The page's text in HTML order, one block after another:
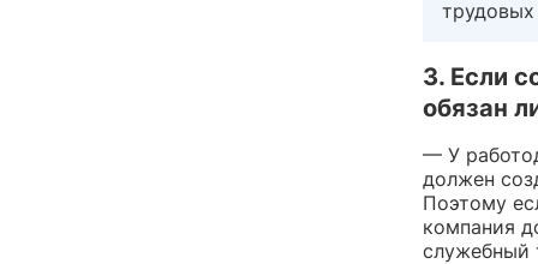
трудовых
3. Если
обязан
— У
должен
Поэтому
компания
служебный